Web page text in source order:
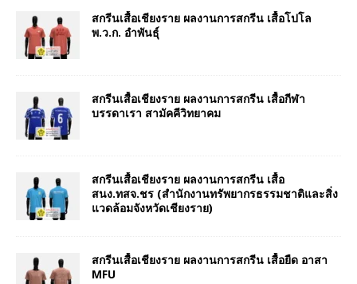
สกรีนเสื้อเชียงราย ผลงานการสกรีน เสื้อโปโล
พ.ว.ก. อำพันธุ์
สกรีนเสื้อเชียงราย ผลงานการสกรีน เสื้อกีฬา
บรรดาเรา สามัคคีวิทยาคม
สกรีนเสื้อเชียงราย ผลงานการสกรีน เสื้อ
สนง.ทสจ.ชร (สำนักงานทรัพยากรธรรมชาติและสิ่ง
แวดล้อมจังหวัดเชียงราย)
สกรีนเสื้อเชียงราย ผลงานการสกรีน เสื้อยืด อาสา
MFU